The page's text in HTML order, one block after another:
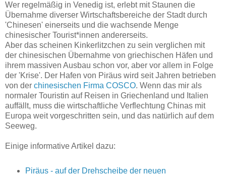
Wer regelmäßig in Venedig ist, erlebt mit Staunen die
Übernahme diverser Wirtschaftsbereiche der Stadt durch
'Chinesen' einerseits und die wachsende Menge
chinesischer Tourist*innen andererseits.
Aber das scheinen Kinkerlitzchen zu sein verglichen mit
der chinesischen Übernahme von griechischen Häfen und
ihrem massiven Ausbau schon vor, aber vor allem in Folge
der 'Krise'. Der Hafen von Piräus wird seit Jahren betrieben
von der chinesischen Firma COSCO. Wenn das mir als
normaler Touristin auf Reisen in Griechenland und Italien
auffällt, muss die wirtschaftliche Verflechtung Chinas mit
Europa weit vorgeschritten sein, und das natürlich auf dem
Seeweg.
Einige informative Artikel dazu:
Piräus - auf der Drehscheibe der neuen